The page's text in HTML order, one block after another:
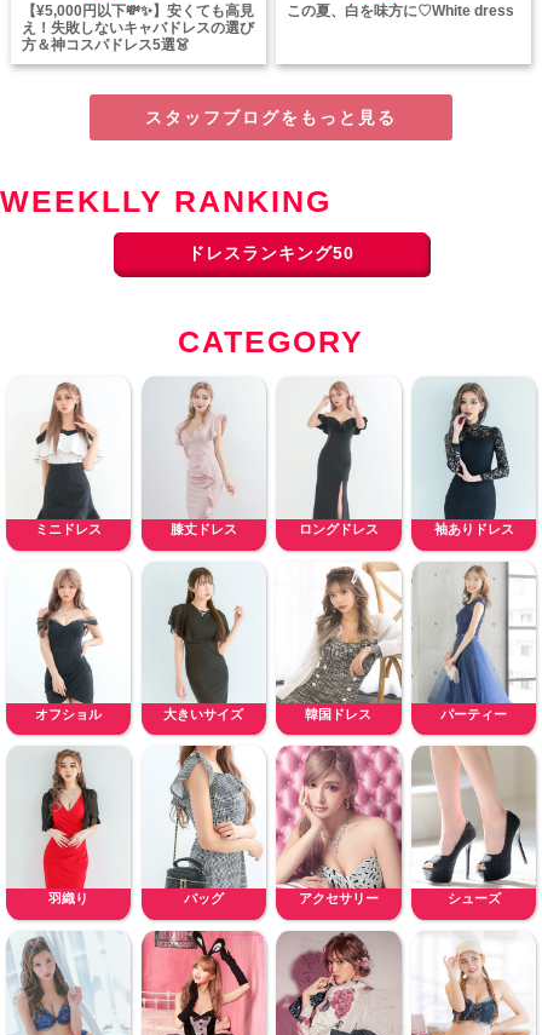
【¥5,000円以下💸✨】安くても高見
え！失敗しないキャバドレスの選び
方＆神コスパドレス5選👗
この夏、白を味方に♡White dress
スタッフブログをもっと見る
WEEKLLY RANKING
ドレスランキング50
CATEGORY
ミニドレス 膝丈ドレス ロングドレス 袖ありドレス
オフショル 大きいサイズ 韓国ドレス パーティー
羽織り バッグ アクセサリー シューズ